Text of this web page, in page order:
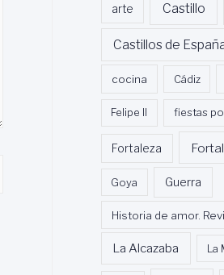
arte Castillo
Castillos de
cocina Cádiz
Felipe II fiestas
Fortaleza
Goya Guerra
Historia de amor.
La Alcazaba La